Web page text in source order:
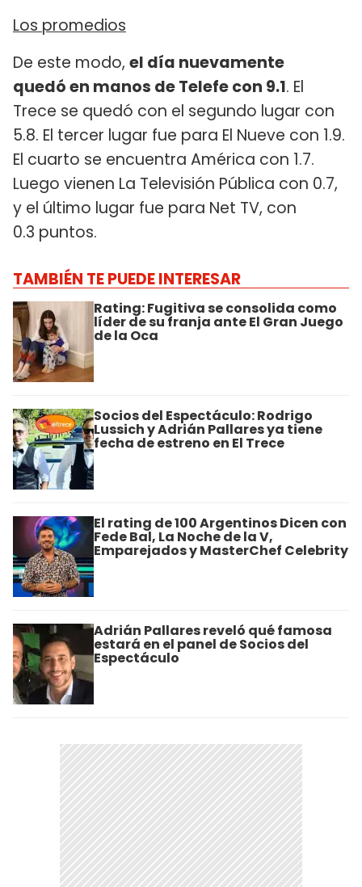
Los promedios
De este modo, el día nuevamente
quedó en manos de Telefe con 9.1. El
Trece se quedó con el segundo lugar con
5.8. El tercer lugar fue para El Nueve con 1.9.
El cuarto se encuentra América con 1.7.
Luego vienen La Televisión Pública con 0.7,
y el último lugar fue para Net TV, con
0.3 puntos.
TAMBIÉN TE PUEDE INTERESAR
Rating: Fugitiva se consolida como
líder de su franja ante El Gran Juego
de la Oca
Socios del Espectáculo: Rodrigo
Lussich y Adrián Pallares ya tiene
fecha de estreno en El Trece
El rating de 100 Argentinos Dicen con
Fede Bal, La Noche de la V,
Emparejados y MasterChef Celebrity
Adrián Pallares reveló qué famosa
estará en el panel de Socios del
Espectáculo